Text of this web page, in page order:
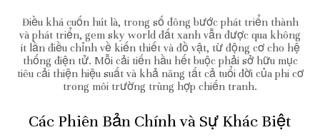
Điều khá cuốn hút là, trong số đông bước phát triển thành
và phát triển, gem sky world đất xanh vẫn được qua không
ít lần điều chỉnh về kiến thiết và đồ vật, từ động cơ cho hệ
thống điện tử. Mỗi cải tiến hầu hết buộc phải sở hữu mục
tiêu cải thiện hiệu suất và khả năng tất cả tuổi đời của phi cơ
trong môi trường trùng hợp chiến tranh.
Các Phiên Bản Chính và Sự Khác Biệt